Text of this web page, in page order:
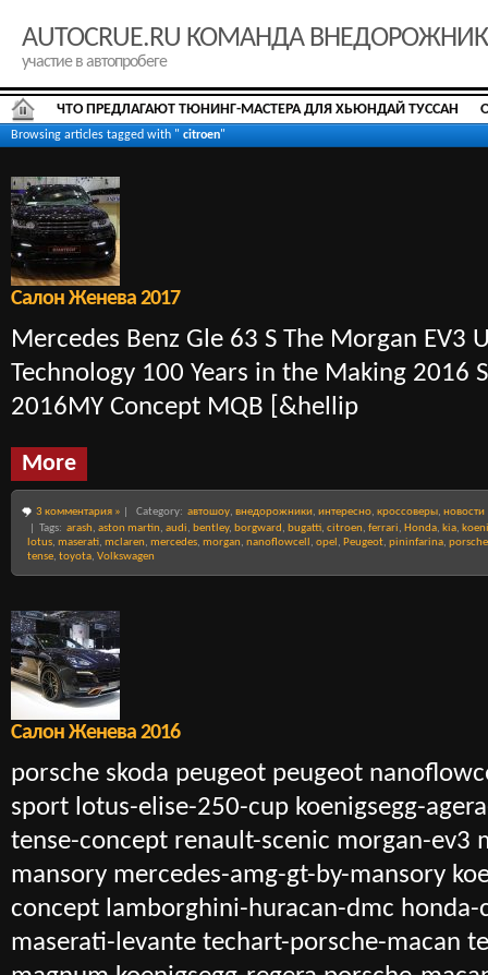
AUTOCRUE.RU КОМАНДА
участие в автопробеге
ЧТО ПРЕДЛАГАЮТ ТЮНИНГ-МАСТЕРА ДЛЯ ХЬЮНДАЙ ТУССАН
Browsing articles tagged with " citroen"
Салон Женева 2017
Mercedes Benz Gle 63 S The Morgan EV3
Technology 100 Years in the Making 2016
2016MY Concept MQB [&hellip
More
3 комментария » Category: автошоу, внедорожники, интересно, кроссоверы, новости
| Tags: arash, aston martin, audi, bentley, borgward , bugatti, citroen, ferrari, Honda, kia,
lotus, maserati, mclaren, mercedes, morgan, nanoflowcell , opel , Peugeot, pininfarina, porsche
tense, toyota, Volkswagen
Салон Женева 2016
porsche skoda peugeot peugeot
sport lotus-elise-250-cup koenigsegg-
tense-concept renault-scenic morgan-ev3
mansory mercedes-amg-gt-by-mansory
concept lamborghini-huracan-dmc
maserati-levante techart-porsche-macan